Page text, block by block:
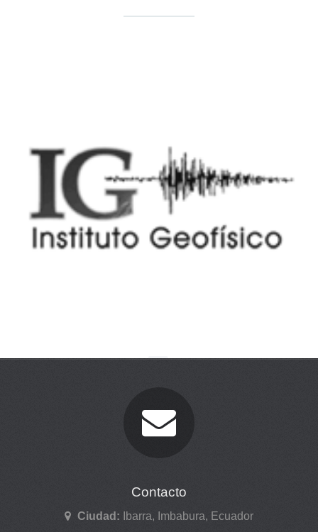
Contacto
Ciudad:
Ibarra, Imbabura, Ecuador